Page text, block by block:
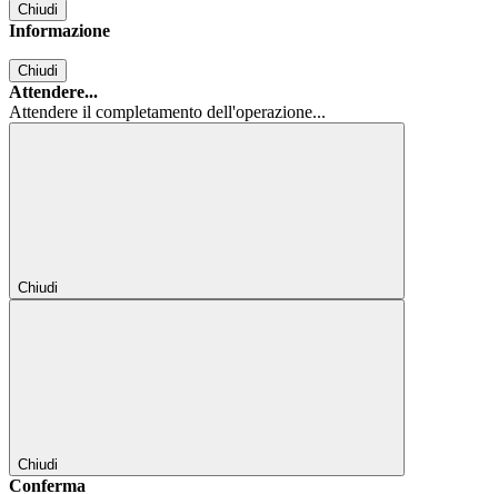
Chiudi
Informazione
Chiudi
Attendere...
Attendere il completamento dell'operazione...
Chiudi
Chiudi
Conferma